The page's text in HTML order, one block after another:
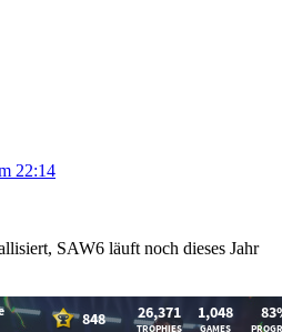
22:14
SAW6 läuft noch dieses Jahr